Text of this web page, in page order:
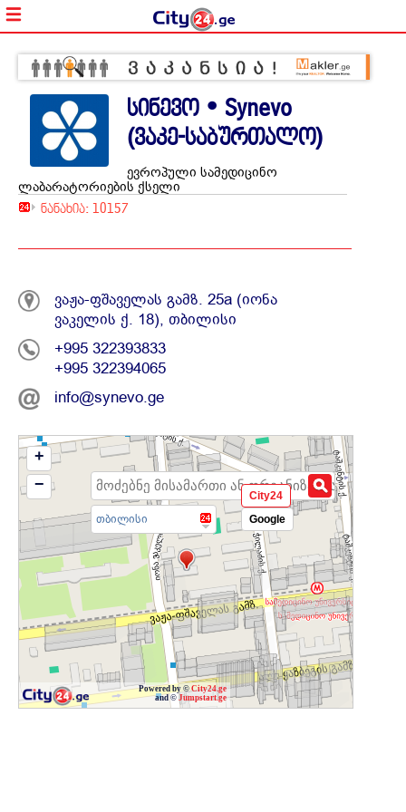
სინევო • Synevo
(ვაკე-საბურთალო)
ევროპული სამედიცინო
ლაბარატორიების ქსელი
ნანახია: 10157
ვაჟა-ფშაველას გამზ. 25a (იონა
ვაკელის ქ. 18), თბილისი
+995 322393833
+995 322394065
info@synevo.ge
თბილისი
Powered by ©City24.ge
and © Jumpstart.ge
+
−
City24
Google